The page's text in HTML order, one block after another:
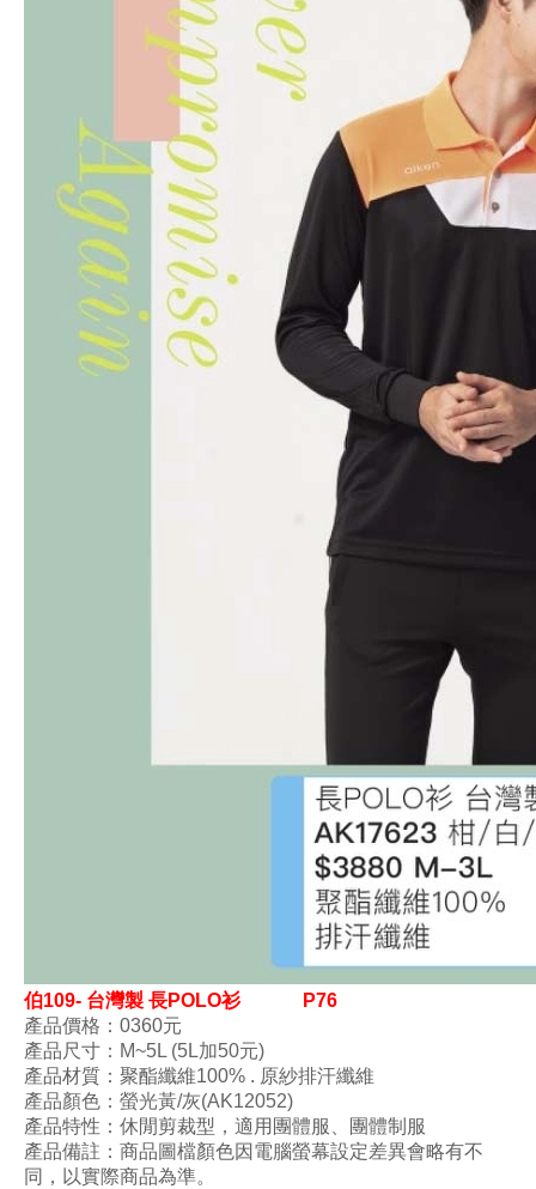
伯109- 台灣製 長POLO衫P76
產品價格：0360元
產品尺寸 ：M~5L (5L加50元)
產品材質 ： 聚酯纖維100% . 原紗排汗纖維
產品顏色 ：螢光黃/灰(AK12052)
產品特性 ： 休閒剪裁型 ， 適用團體服、團體制服
產品備註：商品圖檔顏色因電腦螢幕設定差異會略有不
同，以實際商品為準。